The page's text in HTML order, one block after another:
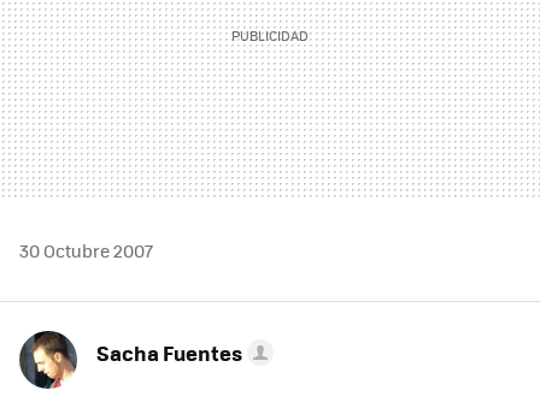
30 Octubre 2007
Sacha Fuentes